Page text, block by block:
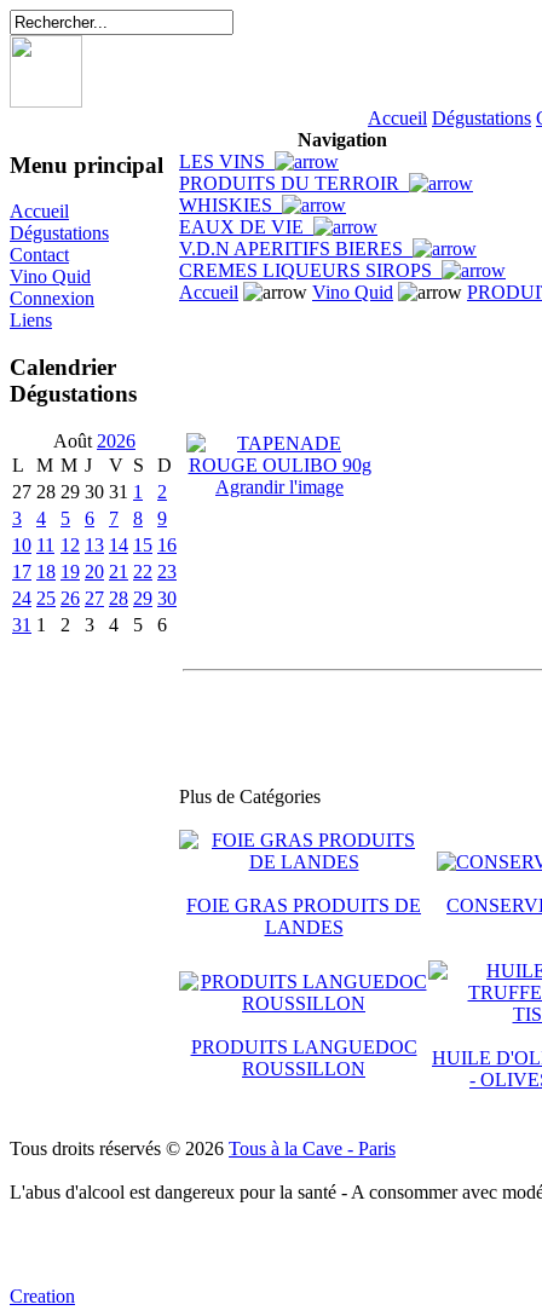
Accueil Dégustations
Menu principal
Accueil
Dégustations
Contact
Vino Quid
Connexion
Liens
Calendrier
Dégustations
Août 2026
L
M M J V S
D
27 28 29 30 31 1
2
3
4 5 6 7 8
9
10 11 12 13 14 15 16
17 18 19 20 21 22 23
24 25 26 27 28 29 30
31 1 2 3 4 5 6
Navigation
LES VINS
PRODUITS DU TERROIR
WHISKIES
EAUX DE VIE
V.D.N APERITIFS BIERES
CREMES LIQUEURS SIROPS
Accueil
Vino Quid
Agrandir l'image
Plus de Catégories
FOIE GRAS PRODUITS DE
LANDES
PRODUITS LANGUEDOC
ROUSSILLON
HUILE
-
Tous droits réservés © 2026 Tous à la Cave - Paris
L'abus d'alcool est dangereux pour la santé - A consommer avec
Creation